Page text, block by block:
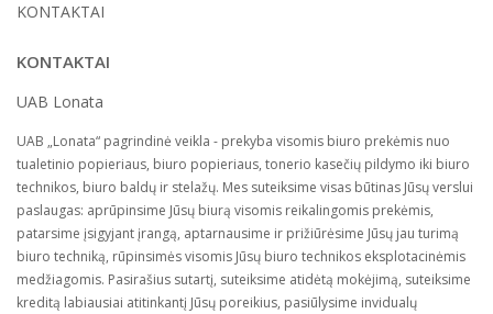
KONTAKTAI
KONTAKTAI
UAB Lonata
UAB „Lonata“ pagrindinė veikla - prekyba visomis biuro prekėmis nuo
tualetinio popieriaus, biuro popieriaus, tonerio kasečių pildymo iki biuro
technikos, biuro baldų ir stelažų. Mes suteiksime visas būtinas Jūsų verslui
paslaugas: aprūpinsime Jūsų biurą visomis reikalingomis prekėmis,
patarsime įsigyjant įrangą, aptarnausime ir prižiūrėsime Jūsų jau turimą
biuro techniką, rūpinsimės visomis Jūsų biuro technikos eksplotacinėmis
medžiagomis. Pasirašius sutartį, suteiksime atidėtą mokėjimą, suteiksime
kreditą labiausiai atitinkantį Jūsų poreikius, pasiūlysime invidualų